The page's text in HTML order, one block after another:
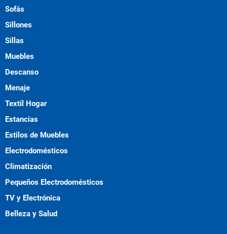
Sofás
Sillones
Sillas
Muebles
Descanso
Menaje
Textil Hogar
Estancias
Estilos de Muebles
Electrodomésticos
Climatización
Pequeños Electrodomésticos
TV y Electrónica
Belleza y Salud